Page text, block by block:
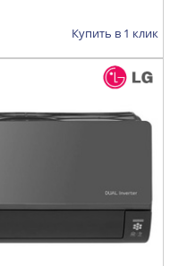
Купить в 1 клик